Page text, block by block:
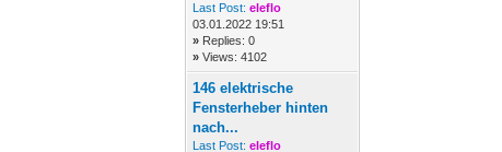
Last Post: eleflo
03.01.2022 19:51
» Replies: 0
»Views: 4102
146 elektrische
Fensterheber hinten
nach...
Last Post: eleflo